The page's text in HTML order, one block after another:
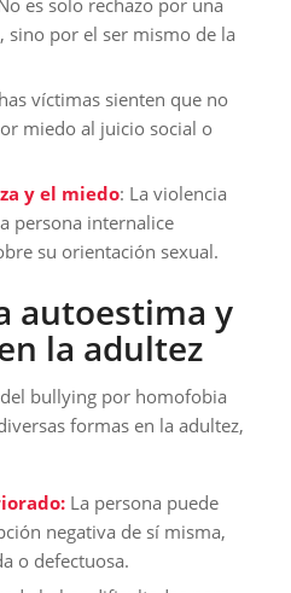
es solo rechazo por una
sino por el ser mismo de la
víctimas sienten que no
miedo al juicio social o
y el miedo: La violencia
persona internalice
su orientación sexual.
autoestima y
la adultez
bullying por homofobia
formas en la adultez,
La persona puede
negativa de sí misma,
o defectuosa.